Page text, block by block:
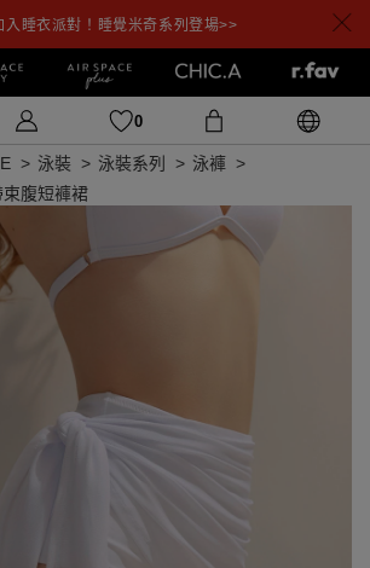
入睡衣派對！睡覺米奇系列登場>>
0
泳裝 泳裝系列
泳褲
束腹短褲裙